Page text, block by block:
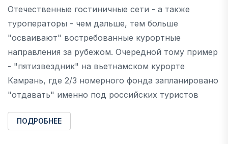
Отечественные гостиничные сети - а также
туроператоры - чем дальше, тем больше
"осваивают" востребованные курортные
направления за рубежом. Очередной тому пример
- "пятизвездник" на вьетнамском курорте
Камрань, где 2/3 номерного фонда запланировано
"отдавать" именно под российских туристов
ПОДРОБНЕЕ